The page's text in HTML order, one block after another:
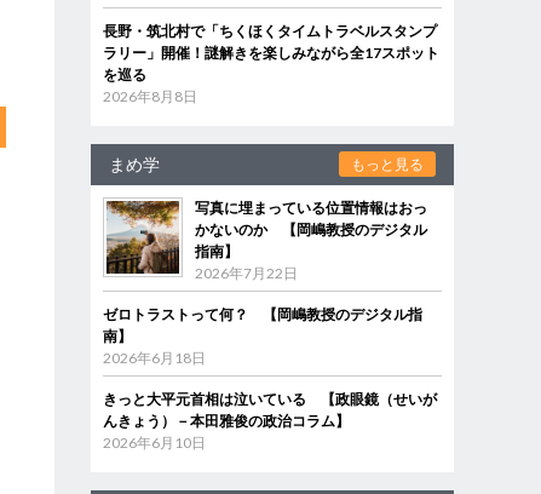
長野・筑北村で「ちくほくタイムトラベルスタンプ
ラリー」開催！謎解きを楽しみながら全17スポット
を巡る
2026年8月8日
まめ学 もっと見る
写真に埋まっている位置情報はおっ
かないのか 【岡嶋教授のデジタル
指南】
2026年7月22日
ゼロトラストって何？ 【岡嶋教授のデジタル指
南】
2026年6月18日
きっと大平元首相は泣いている 【政眼鏡（せいが
んきょう）－本田雅俊の政治コラム】
2026年6月10日